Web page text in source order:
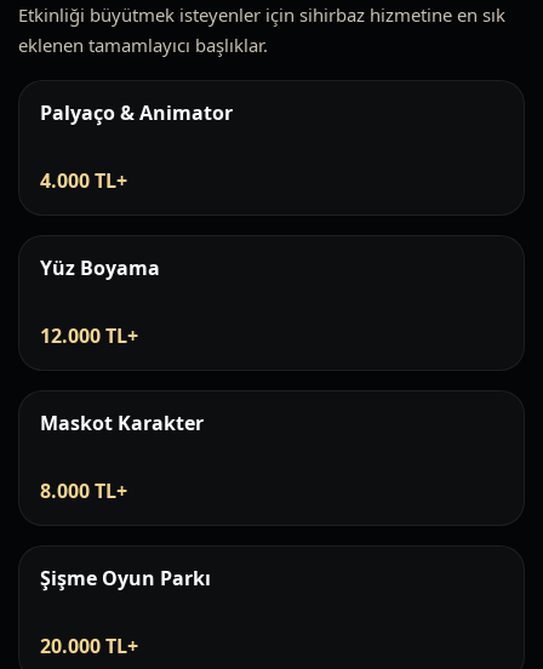
Etkinliği büyütmek isteyenler için sihirbaz hizmetine en sık
eklenen tamamlayıcı başlıklar.
Palyaço & Animator
4.000 TL+
Yüz Boyama
12.000 TL+
Maskot Karakter
8.000 TL+
Şişme Oyun Parkı
20.000 TL+